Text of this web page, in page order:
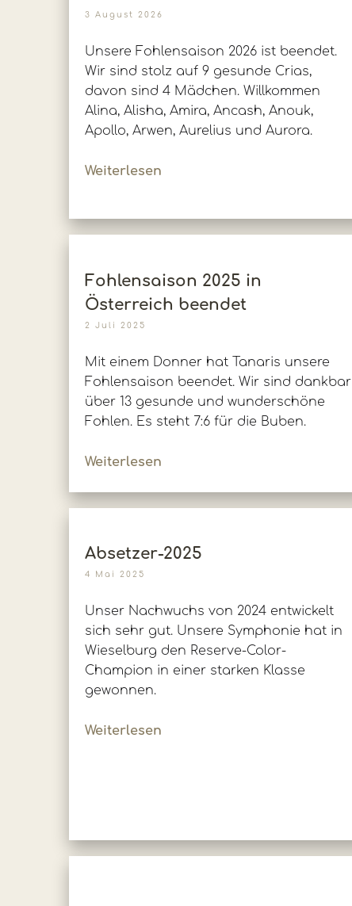
3 August 2026
Unsere Fohlensaison 2026 ist beendet.
Wir sind stolz auf 9 gesunde Crias,
davon sind 4 Mädchen. Willkommen
Alina, Alisha, Amira, Ancash, Anouk,
Apollo, Arwen, Aurelius und Aurora.
Weiterlesen
Fohlensaison 2025 in
Österreich beendet
2 Juli 2025
Mit einem Donner hat Tanaris unsere
Fohlensaison beendet. Wir sind dankbar
über 13 gesunde und wunderschöne
Fohlen. Es steht 7:6 für die Buben.
Weiterlesen
Absetzer-2025
4 Mai 2025
Unser Nachwuchs von 2024 entwickelt
sich sehr gut. Unsere Symphonie hat in
Wieselburg den Reserve-Color-
Champion in einer starken Klasse
gewonnen.
Weiterlesen